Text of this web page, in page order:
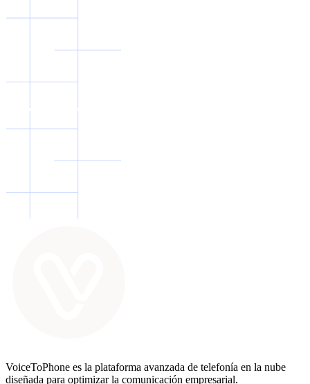
VoiceToPhone es la plataforma avanzada de telefonía en la nube
diseñada para optimizar la comunicación empresarial.